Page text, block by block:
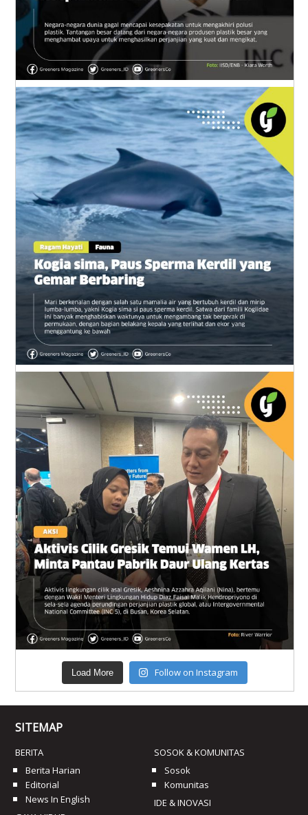
Load More Follow on Instagram
SITEMAP
BERITA
Berita Harian
Editorial
News In English
SOSOK & KOMUNITAS
Sosok
Komunitas
IDE & INOVASI